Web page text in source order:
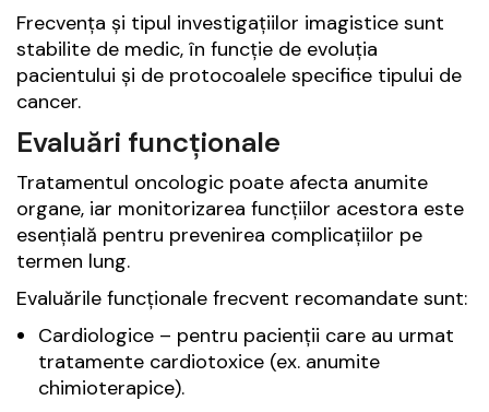
Frecvența și tipul investigațiilor imagistice sunt
stabilite de medic, în funcție de evoluția
pacientului și de protocoalele specifice tipului de
cancer.
Evaluări funcționale
Tratamentul oncologic poate afecta anumite
organe, iar monitorizarea funcțiilor acestora este
esențială pentru prevenirea complicațiilor pe
termen lung.
Evaluările funcționale frecvent recomandate sunt:
Cardiologice – pentru pacienții care au urmat
tratamente cardiotoxice (ex. anumite
chimioterapice).